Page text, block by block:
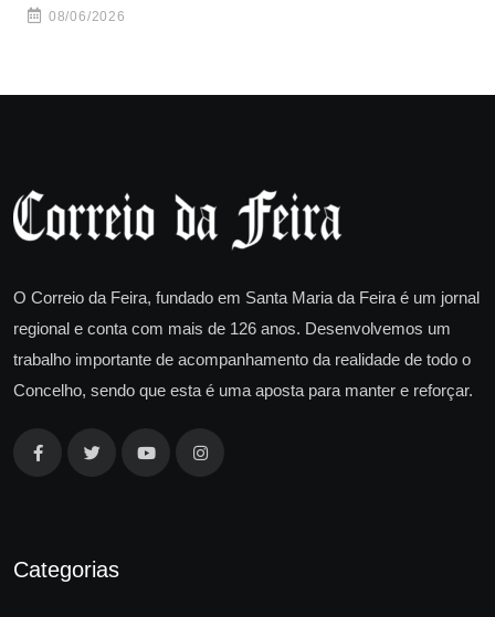
08/06/2026
O Correio da Feira, fundado em Santa Maria da Feira é um jornal
regional e conta com mais de 126 anos. Desenvolvemos um
trabalho importante de acompanhamento da realidade de todo o
Concelho, sendo que esta é uma aposta para manter e reforçar.
Categorias